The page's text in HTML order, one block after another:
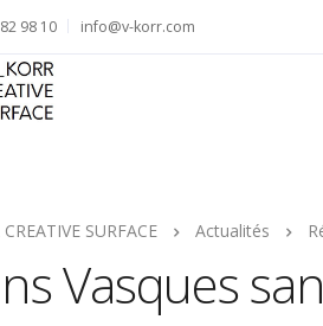
98 10 info@v-korr.com
SURFACE Actualités
Vasques